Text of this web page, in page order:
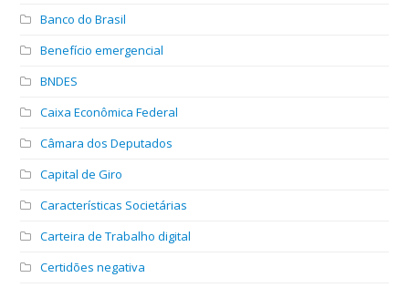
Banco do Brasil
Benefício emergencial
BNDES
Caixa Econômica Federal
Câmara dos Deputados
Capital de Giro
Características Societárias
Carteira de Trabalho digital
Certidões negativa